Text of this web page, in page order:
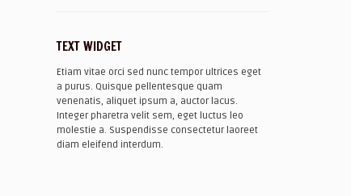
TEXT WIDGET
Etiam vitae orci sed nunc tempor ultrices eget
a purus. Quisque pellentesque quam
venenatis, aliquet ipsum a, auctor lacus.
Integer pharetra velit sem, eget luctus leo
molestie a. Suspendisse consectetur laoreet
diam eleifend interdum.